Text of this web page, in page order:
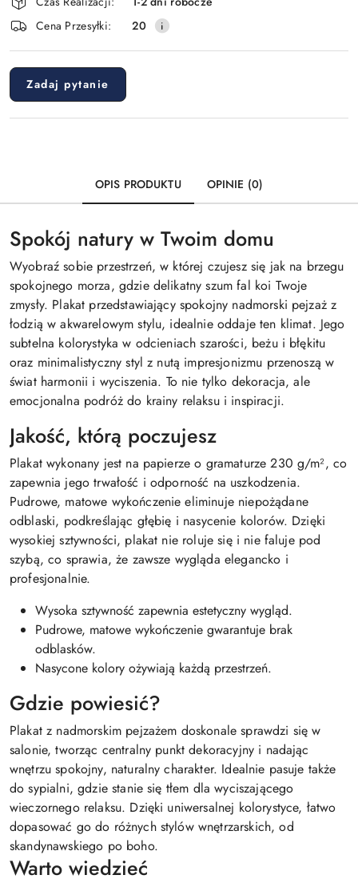
i
dostawa
Cena Przesyłki:
20
Zadaj pytanie
OPIS PRODUKTU OPINIE (0)
Spokój natury w Twoim domu
Wyobraź sobie przestrzeń, w której czujesz się jak na brzegu
spokojnego morza, gdzie delikatny szum fal koi Twoje
zmysły. Plakat przedstawiający spokojny nadmorski pejzaż z
łodzią w akwarelowym stylu, idealnie oddaje ten klimat. Jego
subtelna kolorystyka w odcieniach szarości, beżu i błękitu
oraz minimalistyczny styl z nutą impresjonizmu przenoszą w
świat harmonii i wyciszenia. To nie tylko dekoracja, ale
emocjonalna podróż do krainy relaksu i inspiracji.
Jakość, którą poczujesz
Plakat wykonany jest na papierze o gramaturze 230 g/m², co
zapewnia jego trwałość i odporność na uszkodzenia.
Pudrowe, matowe wykończenie eliminuje niepożądane
odblaski, podkreślając głębię i nasycenie kolorów. Dzięki
wysokiej sztywności, plakat nie roluje się i nie faluje pod
szybą, co sprawia, że zawsze wygląda elegancko i
profesjonalnie.
Wysoka sztywność zapewnia estetyczny wygląd.
Pudrowe, matowe wykończenie gwarantuje brak
odblasków.
Nasycone kolory ożywiają każdą przestrzeń.
Gdzie powiesić?
Plakat z nadmorskim pejzażem doskonale sprawdzi się w
salonie, tworząc centralny punkt dekoracyjny i nadając
wnętrzu spokojny, naturalny charakter. Idealnie pasuje także
do sypialni, gdzie stanie się tłem dla wyciszającego
wieczornego relaksu. Dzięki uniwersalnej kolorystyce, łatwo
dopasować go do różnych stylów wnętrzarskich, od
skandynawskiego po boho.
Warto wiedzieć